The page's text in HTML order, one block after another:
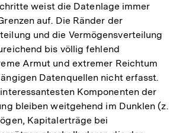
weist die Datenlage immer
auf. Die Ränder der
und die Vermögensverteilung
bis völlig fehlend
Armut und extremer Reichtum
Datenquellen nicht erfasst.
Komponenten der
bleiben weitgehend im Dunklen (z.
Kapitalerträge bei